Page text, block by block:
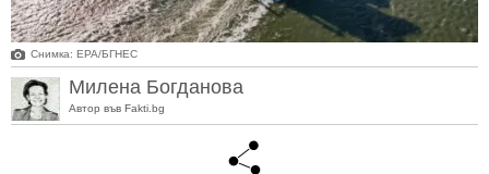
Снимка: ЕРА/БГНЕС
Милена Богданова
Автор във Fakti.bg